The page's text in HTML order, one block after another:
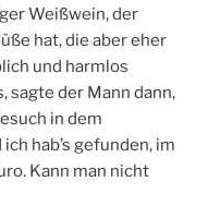
Weißwein, der
hat, die aber eher
und harmlos
sagte der Mann dann,
in dem
hab’s gefunden, im
Kann man nicht